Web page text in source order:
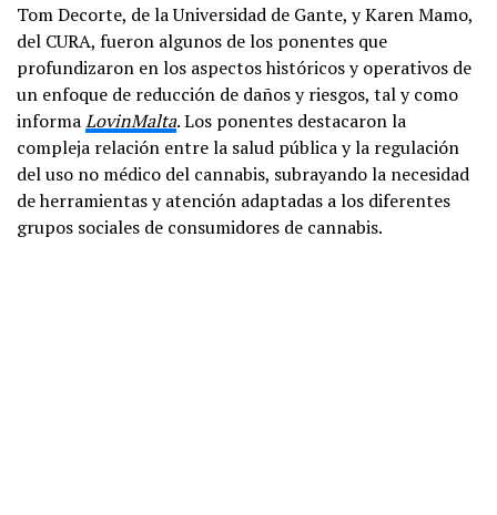
Tom Decorte, de la Universidad de Gante, y Karen Mamo,
del CURA, fueron algunos de los ponentes que
profundizaron en los aspectos históricos y operativos de
un enfoque de reducción de daños y riesgos, tal y como
informaLovinMalta. Los ponentes destacaron la
compleja relación entre la salud pública y la regulación
del uso no médico del cannabis, subrayando la necesidad
de herramientas y atención adaptadas a los diferentes
grupos sociales de consumidores de cannabis.